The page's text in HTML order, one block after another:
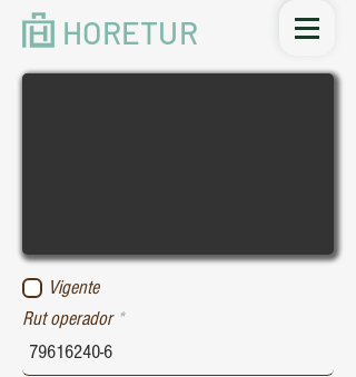
HORETUR
Vigente
Rut operador